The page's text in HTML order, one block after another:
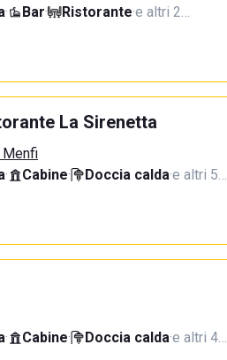
· Bar· Ristorante·e altri 2…
La Sirenetta
Menfi
· Cabine· Doccia calda·e altri 5…
· Cabine· Doccia calda·e altri 4…